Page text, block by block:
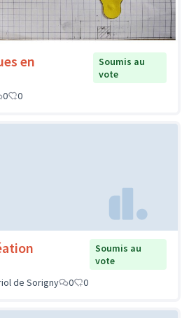
en
Soumis au
vote
0 0
Soumis au
vote
de Sorigny
0 0